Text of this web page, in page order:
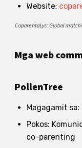
Website:
CoparentaLys: Global
Mga web
PollenTree
Magagamit sa:
Pokos:
co-parenting